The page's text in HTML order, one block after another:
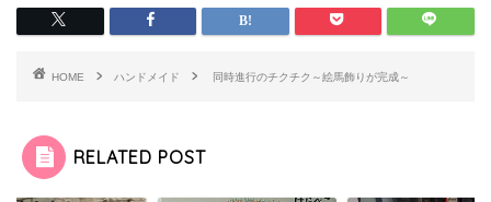
HOME ハンドメイド 同時進行のチクチク～絵馬飾りが完成～
RELATED POST